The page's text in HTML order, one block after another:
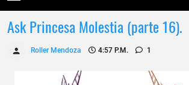
Ask Princesa Molestia (parte 16).
Roller Mendoza 4:57 P.m. 1